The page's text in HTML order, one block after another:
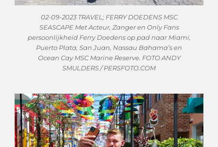
02-09-2023 TRAVEL; FERRY DOEDENS MSC
SEASCAPE Met Acteur, Zanger en Only Fans
persoonlijkheid Ferry Doedens op pad naar Miami,
Puerto Plata, San Juan, Nassau Bahama’s en
Ocean Cay MSC Marine Reserve. FOTO ANDY
SMULDERS / PERSFOTO.COM